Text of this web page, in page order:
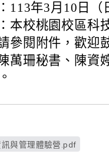
113年3月10日（
本校桃園校區科
參閱附件，歡迎
萬珊秘書、陳資
與管理體驗營.pdf